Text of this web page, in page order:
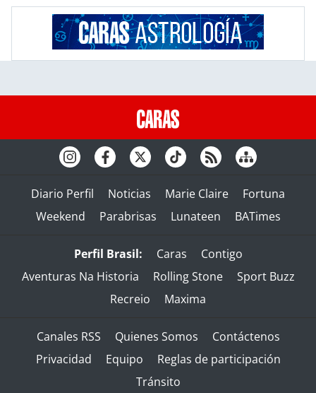
Diario Perfil Noticias Marie Claire
Fortuna
Weekend
Parabrisas Lunateen BATimes
Perfil Brasil: Caras
Contigo
Aventuras Na Historia
Rolling Stone
Sport Buzz
Recreio
Maxima
Canales RSS Quienes Somos
Contáctenos
Privacidad
Equipo
Reglas de participación
Tránsito